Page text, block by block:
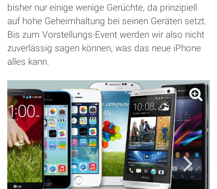
bisher nur einige wenige Gerüchte, da prinzipiell
auf hohe Geheimhaltung bei seinen Geräten setzt.
Bis zum Vorstellungs-Event werden wir also nicht
zuverlässig sagen können, was das neue iPhone
alles kann.